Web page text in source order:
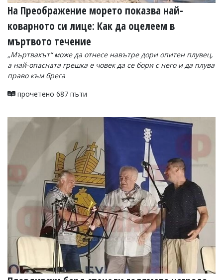
откриете
обиден
за
вас
коментар,
сигнализирайте
ни!
На Преображение морето показва най-
коварното си лице: Как да оцелеем в
мъртвото течение
„Мъртвакът“ може да отнесе навътре дори опитен плувец,
а най-опасната грешка е човек да се бори с него и да плува
право към брега
прочетено 687 пъти